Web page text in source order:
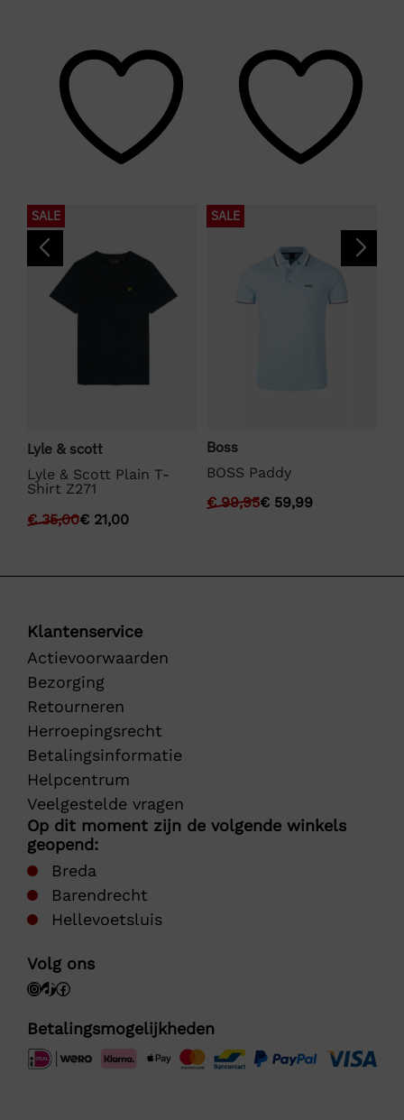
SALE
Lyle & scott
Lyle & Scott Plain T-
Shirt Z271
€35,00€ 21,00
SALE
Boss
BOSS Paddy
€99,95€ 59,99
Klantenservice
Actievoorwaarden
Bezorging
Retourneren
Herroepingsrecht
Betalingsinformatie
Helpcentrum
Veelgestelde vragen
Op dit moment zijn de volgende winkels
geopend:
Breda
Barendrecht
Hellevoetsluis
Volg ons
Betalingsmogelijkheden